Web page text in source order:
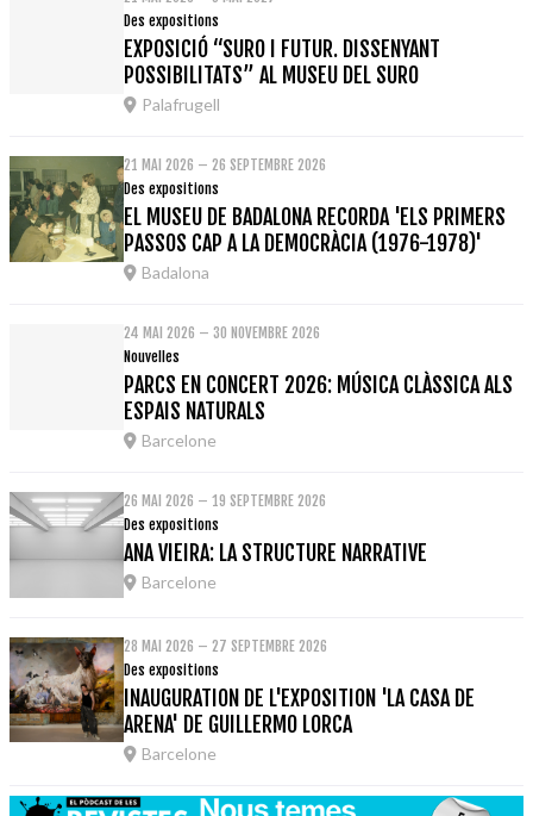
Des expositions
EXPOSICIÓ “SURO I FUTUR. DISSENYANT
POSSIBILITATS” AL MUSEU DEL SURO
Palafrugell
21 MAI 2026 – 26 SEPTEMBRE 2026
Des expositions
EL MUSEU DE BADALONA RECORDA 'ELS PRIMERS
PASSOS CAP A LA DEMOCRÀCIA (1976-1978)'
Badalona
24 MAI 2026 – 30 NOVEMBRE 2026
Nouvelles
PARCS EN CONCERT 2026: MÚSICA CLÀSSICA ALS
ESPAIS NATURALS
Barcelone
26 MAI 2026 – 19 SEPTEMBRE 2026
Des expositions
ANA VIEIRA: LA STRUCTURE NARRATIVE
Barcelone
28 MAI 2026 – 27 SEPTEMBRE 2026
Des expositions
INAUGURATION DE L'EXPOSITION 'LA CASA DE
ARENA' DE GUILLERMO LORCA
Barcelone